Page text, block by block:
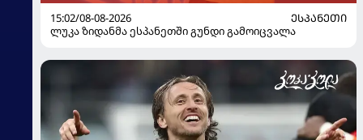
15:02/08-08-2026
ᲔᲡᲞᲐᲜᲔᲗᲘ
ლუკა ზიდანმა ესპანეთში გუნდი გამოიცვალა